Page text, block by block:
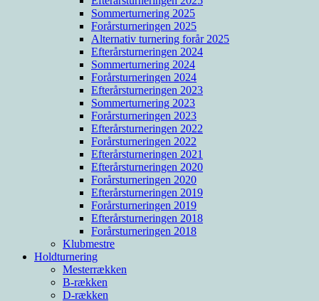
Sommerturnering 2025
Forårsturneringen 2025
Alternativ turnering forår 2025
Efterårsturneringen 2024
Sommerturnering 2024
Forårsturneringen 2024
Efterårsturneringen 2023
Sommerturnering 2023
Forårsturneringen 2023
Efterårsturneringen 2022
Forårsturneringen 2022
Efterårsturneringen 2021
Efterårsturneringen 2020
Forårsturneringen 2020
Efterårsturneringen 2019
Forårsturneringen 2019
Efterårsturneringen 2018
Forårsturneringen 2018
Klubmestre
Holdturnering
Mesterrækken
B-rækken
D-rækken